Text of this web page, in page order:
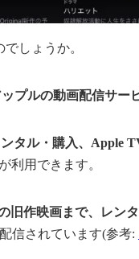
でしょうか。
ップルの動画配信サー
タル・購入、Apple
利用できます。
旧作映画まで、レン
信されています(参考: